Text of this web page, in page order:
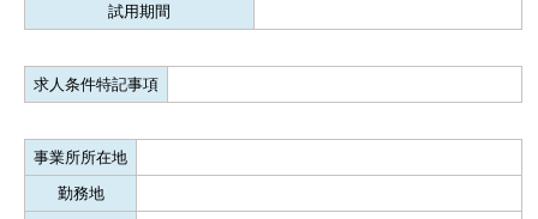
試用期間
求人条件特記事項
事業所所在地
勤務地